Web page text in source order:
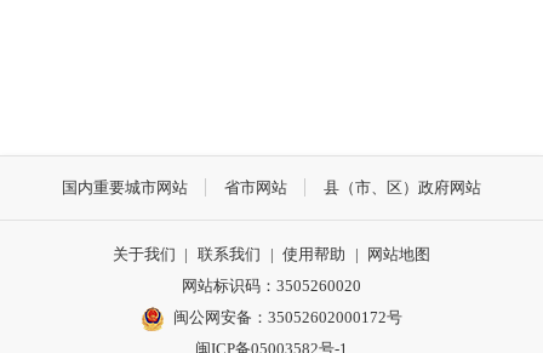
国内重要城市网站 省市网站 县（市、区）政府网站
关于我们 | 联系我们 | 使用帮助 |
网站地图
网站标识码：3505260020
闽公网安备：35052602000172号
闽ICP备05003582号-1